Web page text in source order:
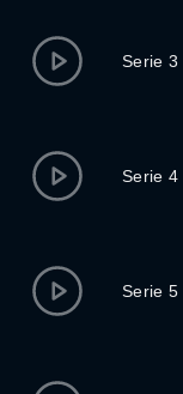
Serie 3
Serie 4
Serie 5